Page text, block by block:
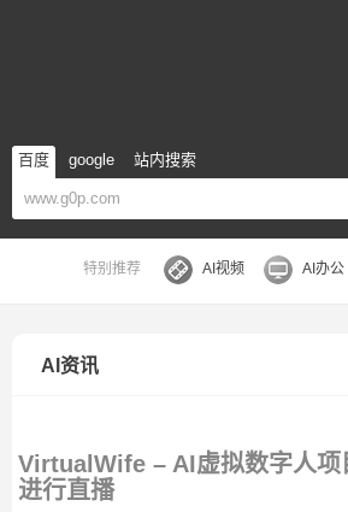
百度 google 站内搜索
特别推荐 AI视频 AI办公
AI资讯
VirtualWife – AI虚拟数字人项
进行直播